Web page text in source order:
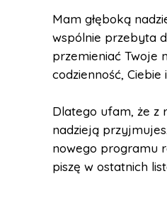
Mam głęboką
wspólnie przebyta
przemieniać Twoje
codzienność, Ciebie
Dlatego ufam, że z
nadzieją
nowego programu
piszę w ostatnich